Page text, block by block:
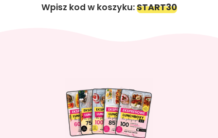
Wpisz kod w koszyku:START30